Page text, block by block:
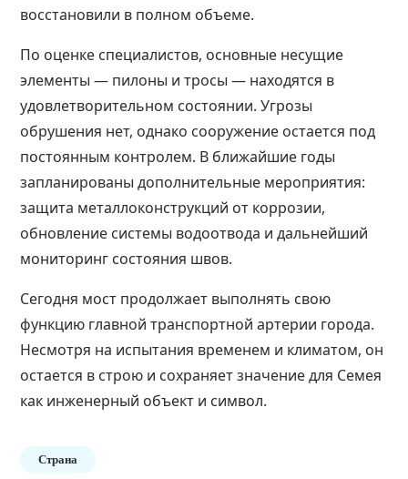
восстановили в полном объеме.
По оценке специалистов, основные несущие
элементы — пилоны и тросы — находятся в
удовлетворительном состоянии. Угрозы
обрушения нет, однако сооружение остается под
постоянным контролем. В ближайшие годы
запланированы дополнительные мероприятия:
защита металлоконструкций от коррозии,
обновление системы водоотвода и дальнейший
мониторинг состояния швов.
Сегодня мост продолжает выполнять свою
функцию главной транспортной артерии города.
Несмотря на испытания временем и климатом, он
остается в строю и сохраняет значение для Семея
как инженерный объект и символ.
Страна